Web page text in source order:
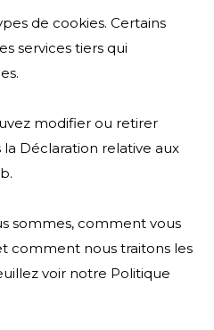
de cookies. Certains
services tiers qui
modifier ou retirer
Déclaration relative aux
sommes, comment vous
comment nous traitons les
voir notre Politique